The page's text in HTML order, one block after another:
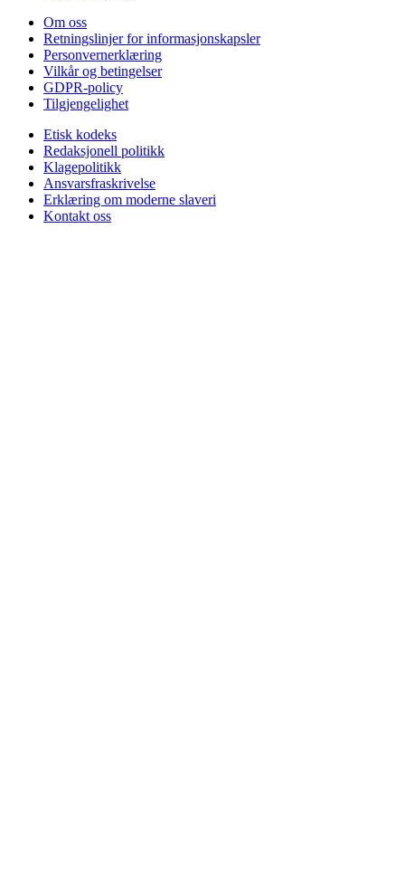
Om oss
Retningslinjer for informasjonskapsler
Personvernerklæring
Vilkår og betingelser
GDPR-policy
Tilgjengelighet
Etisk kodeks
Redaksjonell politikk
Klagepolitikk
Ansvarsfraskrivelse
Erklæring om moderne slaveri
Kontakt oss